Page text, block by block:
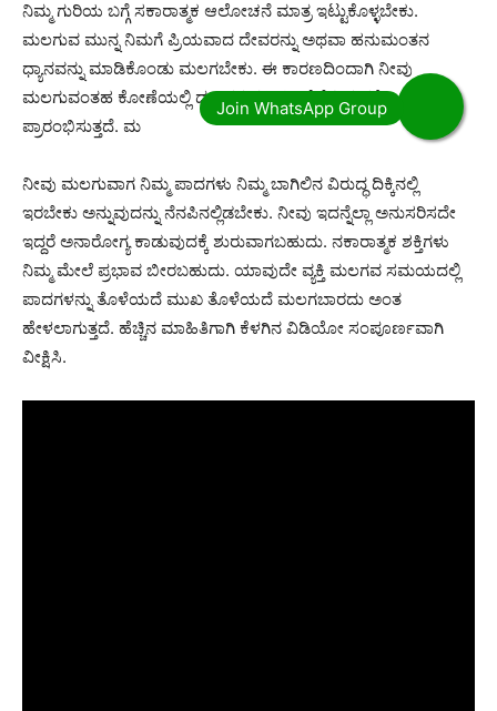
ನಿಮ್ಮ ಗುರಿಯ ಬಗ್ಗೆ ಸಕಾರಾತ್ಮಕ ಆಲೋಚನೆ ಮಾತ್ರ ಇಟ್ಟುಕೊಳ್ಳಬೇಕು.
ಮಲಗುವ ಮುನ್ನ ನಿಮಗೆ ಪ್ರಿಯವಾದ ದೇವರನ್ನು ಅಥವಾ ಹನುಮಂತನ
ಧ್ಯಾನವನ್ನು ಮಾಡಿಕೊಂಡು ಮಲಗಬೇಕು. ಈ ಕಾರಣದಿಂದಾಗಿ ನೀವು
ಮಲಗುವಂತಹ ಕೋಣೆಯಲ್ಲಿ ಧನಾತ್ಮಕ ಶಕ್ತಿಯು ನೆಲೆಸುವುದಕ್ಕೆ
ಪ್ರಾರಂಭಿಸುತ್ತದೆ. ಮ
ನೀವು ಮಲಗುವಾಗ ನಿಮ್ಮ ಪಾದಗಳು ನಿಮ್ಮ ಬಾಗಿಲಿನ ವಿರುದ್ಧ ದಿಕ್ಕಿನಲ್ಲಿ
ಇರಬೇಕು ಅನ್ನುವುದನ್ನು ನೆನಪಿನಲ್ಲಿಡಬೇಕು. ನೀವು ಇದನ್ನೆಲ್ಲಾ ಅನುಸರಿಸದೇ
ಇದ್ದರೆ ಅನಾರೋಗ್ಯ ಕಾಡುವುದಕ್ಕೆ ಶುರುವಾಗಬಹುದು. ನಕಾರಾತ್ಮಕ ಶಕ್ತಿಗಳು
ನಿಮ್ಮ ಮೇಲೆ ಪ್ರಭಾವ ಬೀರಬಹುದು. ಯಾವುದೇ ವ್ಯಕ್ತಿ ಮಲಗವ ಸಮಯದಲ್ಲಿ
ಪಾದಗಳನ್ನು ತೊಳೆಯದೆ ಮುಖ ತೊಳೆಯದೆ ಮಲಗಬಾರದು ಅಂತ
ಹೇಳಲಾಗುತ್ತದೆ. ಹೆಚ್ಚಿನ ಮಾಹಿತಿಗಾಗಿ ಕೆಳಗಿನ ವಿಡಿಯೋ ಸಂಪೂರ್ಣವಾಗಿ
ವೀಕ್ಷಿಸಿ.